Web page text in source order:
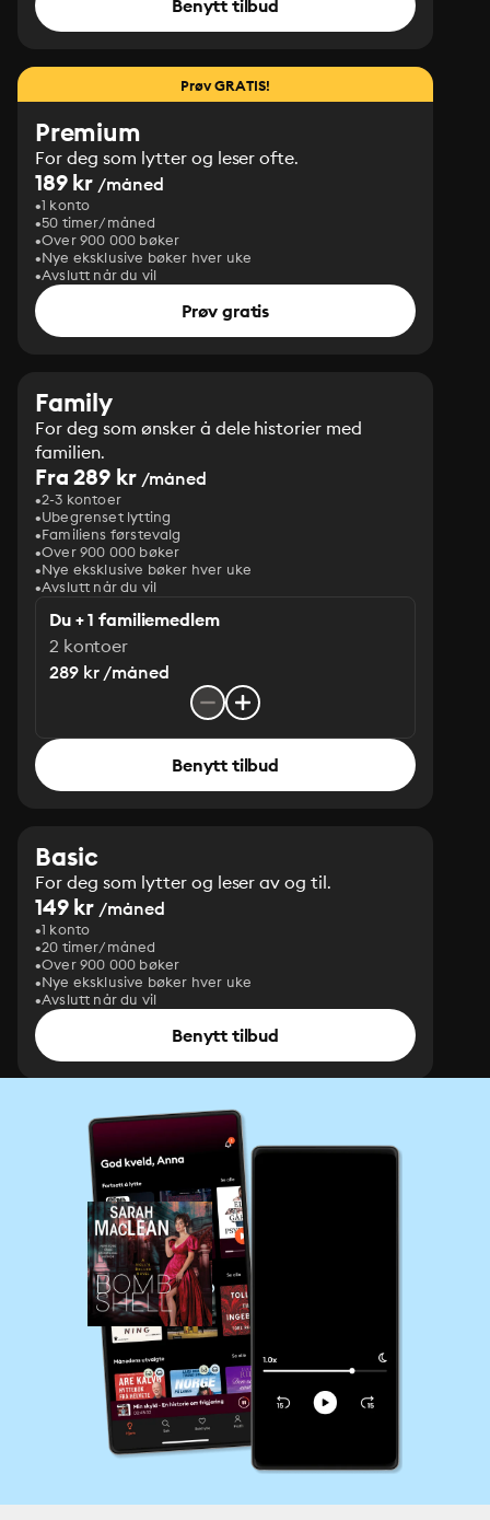
Benytt tilbud
Prøv GRATIS!
Premium
For deg som lytter og leser ofte.
189 kr /måned
1 konto
50 timer/måned
Over 900 000 bøker
Nye eksklusive bøker hver uke
Avslutt når du vil
Prøv gratis
Family
For deg som ønsker å dele historier med
familien.
Fra 289 kr/måned
2-3 kontoer
Ubegrenset lytting
Familiens førstevalg
Over 900 000 bøker
Nye eksklusive bøker hver uke
Avslutt når du vil
Du + 1 familiemedlem
2 kontoer
289 kr /måned
Benytt tilbud
Basic
For deg som lytter og leser av og til.
149 kr /måned
1 konto
20 timer/måned
Over 900 000 bøker
Nye eksklusive bøker hver uke
Avslutt når du vil
Benytt tilbud